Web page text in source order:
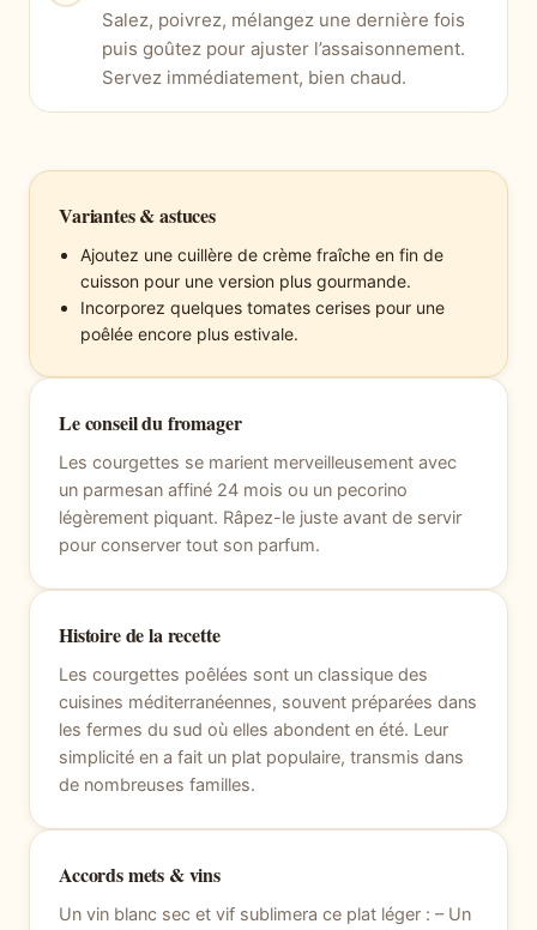
Salez, poivrez, mélangez une dernière fois
puis goûtez pour ajuster l’assaisonnement.
Servez immédiatement, bien chaud.
Variantes & astuces
Ajoutez une cuillère de crème fraîche en fin de
cuisson pour une version plus gourmande.
Incorporez quelques tomates cerises pour une
poêlée encore plus estivale.
Le conseil du fromager
Les courgettes se marient merveilleusement avec
un parmesan affiné 24 mois ou un pecorino
légèrement piquant. Râpez-le juste avant de servir
pour conserver tout son parfum.
Histoire de la recette
Les courgettes poêlées sont un classique des
cuisines méditerranéennes, souvent préparées dans
les fermes du sud où elles abondent en été. Leur
simplicité en a fait un plat populaire, transmis dans
de nombreuses familles.
Accords mets & vins
Un vin blanc sec et vif sublimera ce plat léger : – Un